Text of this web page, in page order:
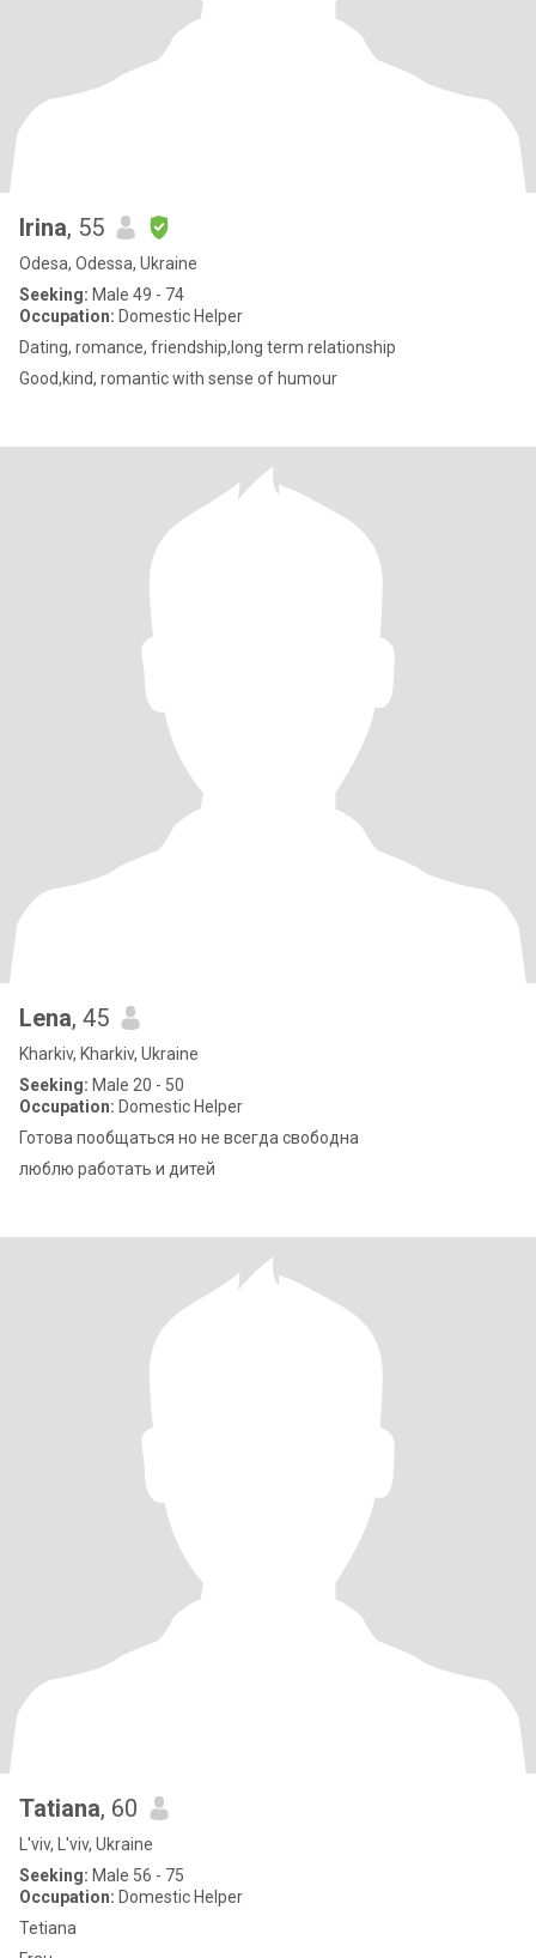
Irina, 55
Odesa, Odessa, Ukraine
Seeking: Male 49 - 74
Occupation: Domestic Helper
Dating, romance, friendship,long term relationship
Good,kind, romantic with sense of humour
Lena, 45
Kharkiv, Kharkiv, Ukraine
Seeking: Male 20 - 50
Occupation: Domestic Helper
Готова пообщаться но не всегда свободна
люблю работать и дитей
Tatiana, 60
L'viv, L'viv, Ukraine
Seeking: Male 56 - 75
Occupation: Domestic Helper
Tetiana